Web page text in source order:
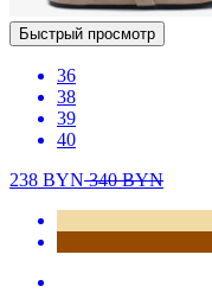
Быстрый просмотр
36
38
39
40
238 BYN340BYN